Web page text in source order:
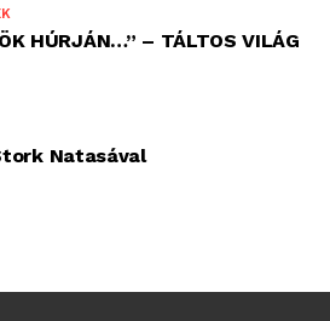
HÚRJÁN…” – TÁLTOS VILÁG
Natasával